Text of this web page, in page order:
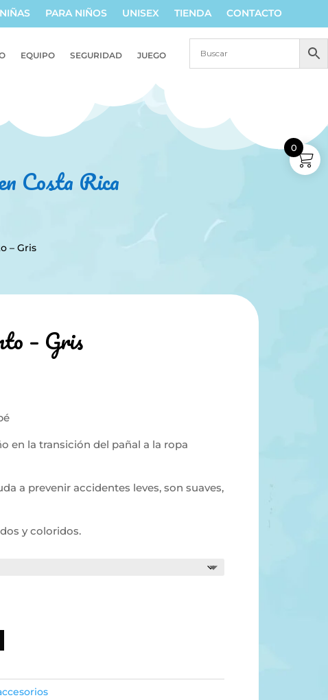
PARA NIÑOS UNISEX TIENDA CONTACTO
EQUIPO SEGURIDAD JUEGO
Costa Rica
– Gris
– Gris
en la transición del pañal a la ropa
a prevenir accidentes leves, son suaves,
y coloridos.
0